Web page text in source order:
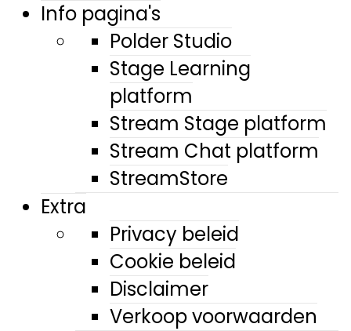
Info pagina's
Polder Studio
Stage Learning
platform
Stream Stage platform
Stream Chat platform
StreamStore
Extra
Privacy beleid
Cookie beleid
Disclaimer
Verkoop voorwaarden